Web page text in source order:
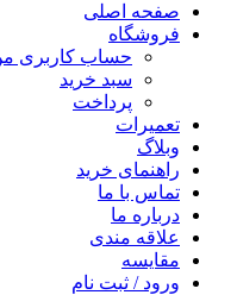
صفحه اصلی
فروشگاه
حساب کاربری
سبد خرید
پرداخت
تعمیرات
وبلاگ
راهنمای خرید
تماس با ما
درباره ما
علاقه مندی
مقایسه
ورود / ثبت نام